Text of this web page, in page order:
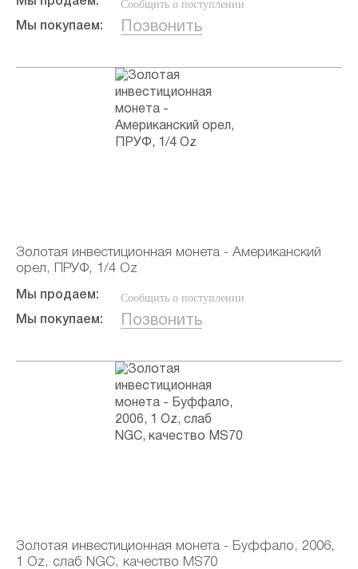
Сообщить о поступлении
Мы покупаем: Позвонить
Золотая инвестиционная монета - Американский
орел, ПРУФ, 1/4 Oz
Мы продаем: Сообщить о поступлении
Мы покупаем: Позвонить
Золотая инвестиционная монета - Буффало, 2006,
1 Oz, слаб NGC, качество MS70